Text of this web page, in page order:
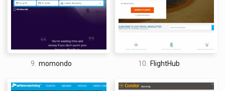
9. momondo 10. FlightHub